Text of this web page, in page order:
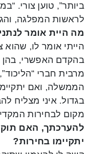
ביותר”, טוען צורי.
לראשות המפלגה,
מה היית אומר
הייתי אומר לו, שהוא
בהקדם האפשרי, בהן
מרבית חברי
הממשלה, ואם
בגדול. איני מצליח
מקום לבחירות
להערכתך, האם
יתקיימו בחירות?